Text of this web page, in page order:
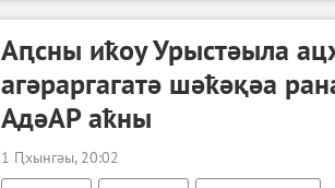
Аԥсны иҟоу Урыстәыла
агәраргагатә шәҟәқәа
АдәАР аҟны
1 Ԥхынгәы, 20:02